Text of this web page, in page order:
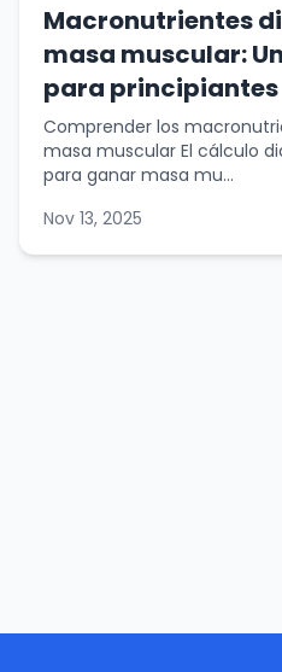
Macronutrientes
masa muscular:
para principiantes
Comprender los
masa muscular El cálculo
para ganar masa mu...
Nov 13, 2025